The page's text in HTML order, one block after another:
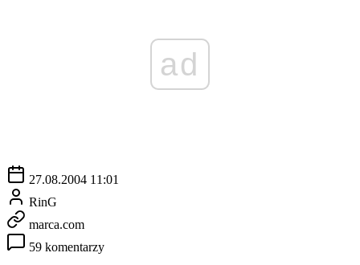
ad
27.08.2004 11:01
RinG
marca.com
59 komentarzy